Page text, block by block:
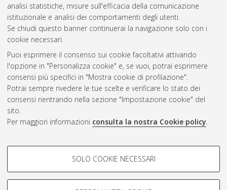
analisi statistiche, misure sull'efficacia della comunicazione
istituzionale e analisi dei comportamenti degli utenti.
Se chiudi questo banner continuerai la navigazione solo con i
cookie necessari.
Puoi esprimere il consenso sui cookie facoltativi attivando
l'opzione in "Personalizza cookie" e, se vuoi, potrai esprimere
consensi più specifici in "Mostra cookie di profilazione".
Potrai sempre rivedere le tue scelte e verificare lo stato dei
consensi rientrando nella sezione "Impostazione cookie" del
sito.
Per maggiori informazioni consulta la nostra Cookie policy.
COOKIE DI PROFILAZIONE -
Si tratta di cookie utilizzati per analizzare le caratteristiche della
SOLO COOKIE NECESSARI
Gestione del documento:
Atom
Rss 1.0
Rss 2.0
AMS Laurea
Impostazioni Cookie
Informativa sulla privacy
Condizioni d’uso del sito